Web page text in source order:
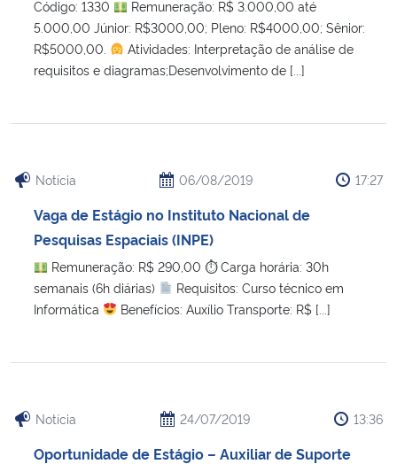
Código: 1330
Remuneração: R$ 3.000,00 até
5.000,00 Júnior: R$3000,00; Pleno: R$4000,00; Sênior:
R$5000,00.
Atividades: Interpretação de análise de
requisitos e diagramas;Desenvolvimento de [...]
Notícia 06/08/2019 17:27
Vaga de Estágio no Instituto Nacional de
Pesquisas Espaciais (INPE)
Remuneração: R$ 290,00 ⏱ Carga horária: 30h
semanais (6h diárias)
Requisitos: Curso técnico em
Informática
Benefícios: Auxílio Transporte: R$ [...]
Notícia 24/07/2019 13:36
Oportunidade de Estágio – Auxiliar de Suporte